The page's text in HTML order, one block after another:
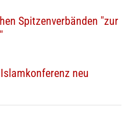
Spitzenverbänden "zur
neu